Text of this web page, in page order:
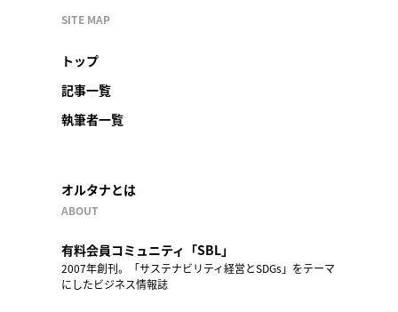
SITE MAP
トップ
記事一覧
執筆者一覧
オルタナとは
ABOUT
有料会員コミュニティ「SBL」
2007年創刊。「サステナビリティ経営とSDGs」をテーマ
にしたビジネス情報誌